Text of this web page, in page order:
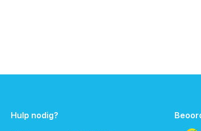
Hulp nodig?